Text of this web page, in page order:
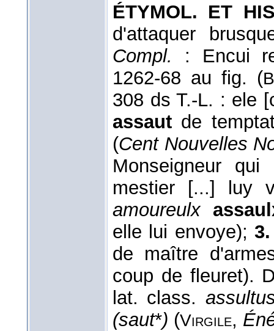
ÉTYMOL. ET
d'attaquer
Compl.
: Encui
1262-68 au fig. (
308 ds T.-L. : ele
assaut de
(Cent Nouvelles
Monseigneur
mestier [...] luy
amoureulx
elle lui envoye);3.
de maître
coup de fleuret).
lat. class.
(saut*) (Virgile,